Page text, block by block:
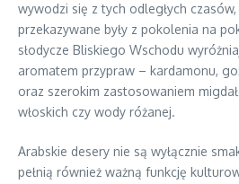
wywodzi się z tych odległych
przekazywane były z pokolenia na
słodycze Bliskiego Wschodu
aromatem przypraw – kardamonu,
oraz szerokim zastosowaniem
włoskich czy wody różanej.
Arabskie desery nie są wyłącznie
pełnią również ważną funkcję